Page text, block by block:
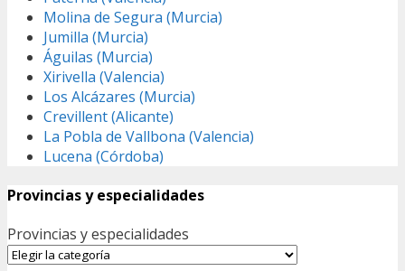
Molina de Segura (Murcia)
Jumilla (Murcia)
Águilas (Murcia)
Xirivella (Valencia)
Los Alcázares (Murcia)
Crevillent (Alicante)
La Pobla de Vallbona (Valencia)
Lucena (Córdoba)
Provincias y especialidades
Provincias y especialidades